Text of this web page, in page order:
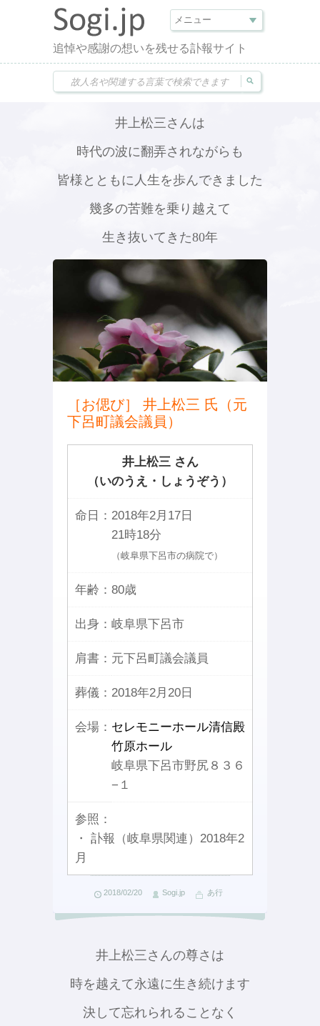
追悼や感謝の想いを残せる訃報サイト
井上松三さんは
時代の波に翻弄されながらも
皆様とともに人生を歩んできました
幾多の苦難を乗り越えて
生き抜いてきた80年
［お偲び］ 井上松三 氏（元
下呂町議会議員）
井上松三 さん
（いのうえ・しょうぞう）
命日： 2018年2月17日
21時18分
（岐阜県下呂市の病院で）
年齢： 80歳
出身： 岐阜県下呂市
肩書： 元下呂町議会議員
葬儀： 2018年2月20日
会場： セレモニーホール清信殿
竹原ホール
岐阜県下呂市野尻８３６
−１
参照：
・ 訃報（岐阜県関連）2018年2
月
2018/02/20 Sogi.jp あ行
井上松三さんの尊さは
時を越えて永遠に生き続けます
決して忘れられることなく